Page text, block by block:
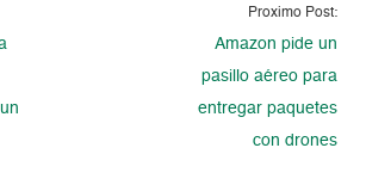
Proximo Post:
Amazon pide un
pasillo aéreo para
entregar paquetes
con drones